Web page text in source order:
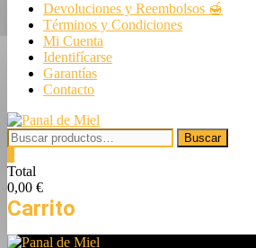
barra
superior
Devoluciones y Reembolsos 🍯
Términos y Condiciones
Mi Cuenta
Identifícarse
Garantías
Contacto
Buscar
por:
Buscar
Total
0,00 €
Carrito